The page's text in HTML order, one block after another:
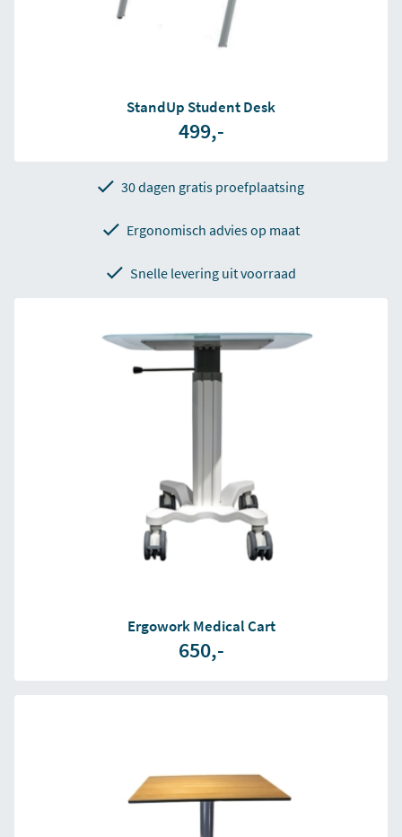
StandUp Student Desk
499,-
30 dagen gratis proefplaatsing
Ergonomisch advies op maat
Snelle levering uit voorraad
Ergowork Medical Cart
650,-